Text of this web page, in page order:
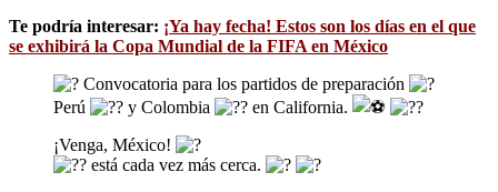
Te podría interesar: ¡Ya hay fecha! Estos son los días en el que
se exhibirá la Copa Mundial de la FIFA en México
Convocatoria para los partidos de preparación
Perú
y Colombia
en California.
¡Venga, México!
está cada vez más cerca.